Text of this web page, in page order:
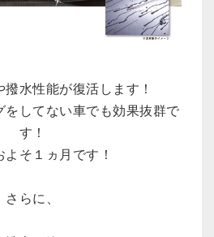
水性能が復活します！
をしてない車でも効果抜群で
す！
よそ１ヵ月です！
さらに、